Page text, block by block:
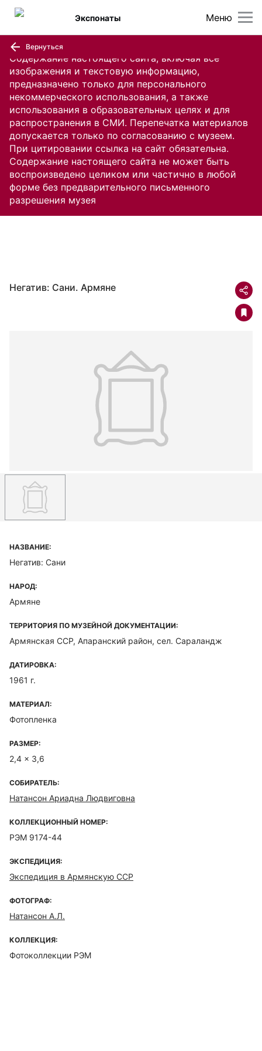
Содержание настоящего сайта, включая все
изображения и текстовую информацию,
предназначено только для персонального
некоммерческого использования, а также
использования в образовательных целях и для
распространения в СМИ. Перепечатка материалов
допускается только по согласованию с музеем.
При цитировании ссылка на сайт обязательна.
Содержание настоящего сайта не может быть
воспроизведено целиком или частично в любой
форме без предварительного письменного
разрешения музея
Меню
Экспонаты
Вернуться
Негатив: Сани. Армяне
НАЗВАНИЕ:
Негатив: Сани
НАРОД:
Армяне
ТЕРРИТОРИЯ ПО МУЗЕЙНОЙ ДОКУМЕНТАЦИИ:
Армянская ССР, Апаранский район, сел. Сараландж
ДАТИРОВКА:
1961 г.
МАТЕРИАЛ:
Фотопленка
РАЗМЕР:
2,4 x 3,6
СОБИРАТЕЛЬ:
Натансон Ариадна Людвиговна
КОЛЛЕКЦИОННЫЙ НОМЕР:
РЭМ 9174-44
ЭКСПЕДИЦИЯ:
Экспедиция в Армянскую ССР
ФОТОГРАФ:
Натансон А.Л.
КОЛЛЕКЦИЯ:
Фотоколлекции РЭМ